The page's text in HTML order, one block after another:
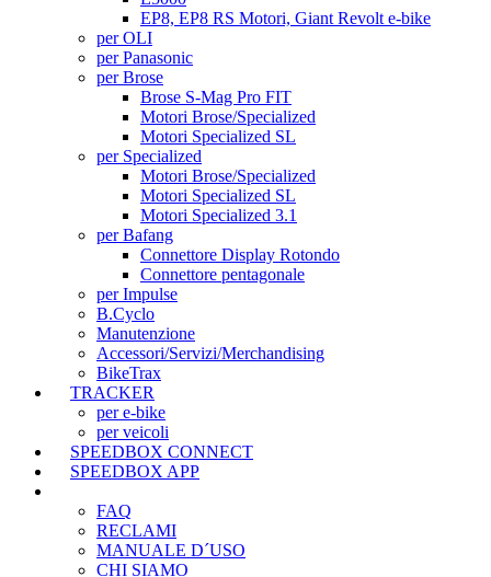
EP8, EP8 RS Motori, Giant Revolt e-bike
per OLI
per Panasonic
per Brose
Brose S-Mag Pro FIT
Motori Brose/Specialized
Motori Specialized SL
per Specialized
Motori Brose/Specialized
Motori Specialized SL
Motori Specialized 3.1
per Bafang
Connettore Display Rotondo
Connettore pentagonale
per Impulse
B.Cyclo
Manutenzione
Accessori/Servizi/Merchandising
BikeTrax
TRACKER
per e-bike
per veicoli
SPEEDBOX CONNECT
SPEEDBOX APP
FAQ
RECLAMI
MANUALE D´USO
CHI SIAMO